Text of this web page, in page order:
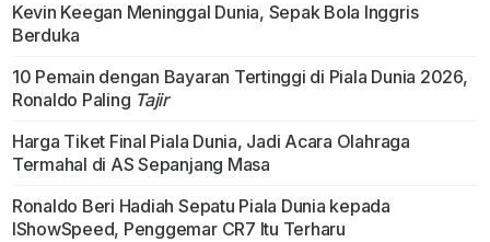
Kevin Keegan Meninggal Dunia, Sepak Bola Inggris
Berduka
10 Pemain dengan Bayaran Tertinggi di Piala Dunia 2026,
Ronaldo Paling Tajir
Harga Tiket Final Piala Dunia, Jadi Acara Olahraga
Termahal di AS Sepanjang Masa
Ronaldo Beri Hadiah Sepatu Piala Dunia kepada
IShowSpeed, Penggemar CR7 Itu Terharu